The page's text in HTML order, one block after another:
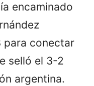
encaminado
para conectar
selló el 3-2
argentina.